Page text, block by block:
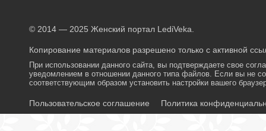
© 2014 — 2025 Женский портал LediVeka.
Копирование материалов разрешено только с активной
При использовании данного сайта, вы подтверждаете свое
уведомлением в отношении данного типа файлов. Если вы не
соответствующим образом установить настройки вашего
Пользовательское соглашение Политика